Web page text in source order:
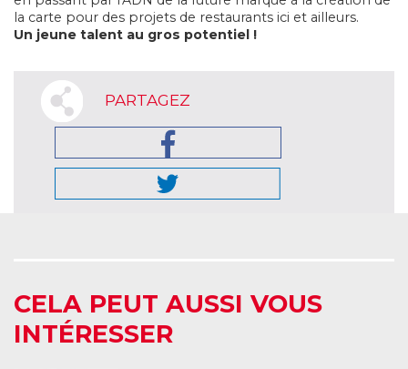
la carte pour des projets de restaurants ici et ailleurs.
Un jeune talent au gros potentiel !
PARTAGEZ
CELA PEUT AUSSI VOUS
INTÉRESSER